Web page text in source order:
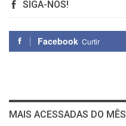
SIGA-NOS!
Facebook Curtir
MAIS ACESSADAS DO MÊS